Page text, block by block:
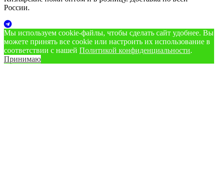
России.
Мы используем cookie‑файлы, чтобы сделать сайт удобнее. Вы
можете принять все cookie или настроить их использование в
соответствии с нашей Политикой конфиденциальности.
Принимаю